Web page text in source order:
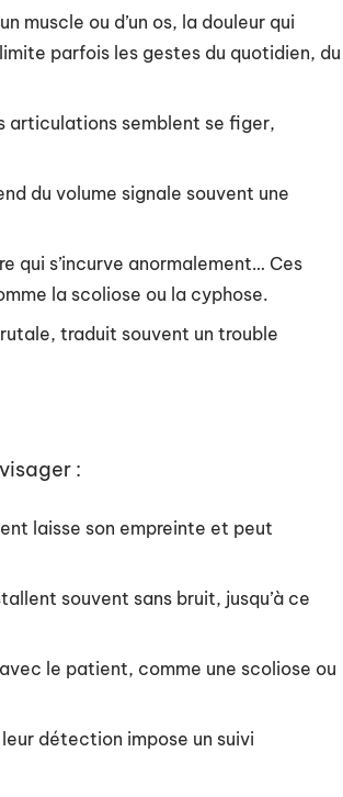
muscle ou d’un os, la douleur qui
parfois les gestes du quotidien, du
articulations semblent se figer,
du volume signale souvent une
qui s’incurve anormalement… Ces
la scoliose ou la cyphose.
traduit souvent un trouble
:
laisse son empreinte et peut
souvent sans bruit, jusqu’à ce
le patient, comme une scoliose ou
détection impose un suivi